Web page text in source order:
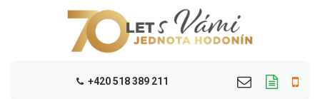
+420 518 389 211